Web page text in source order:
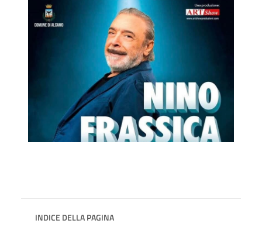
INDICE DELLA PAGINA